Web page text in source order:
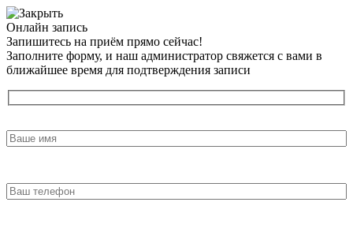
Онлайн запись
Запишитесь на приём прямо сейчас!
Заполните форму, и наш администратор свяжется с вами в
ближайшее время для подтверждения записи